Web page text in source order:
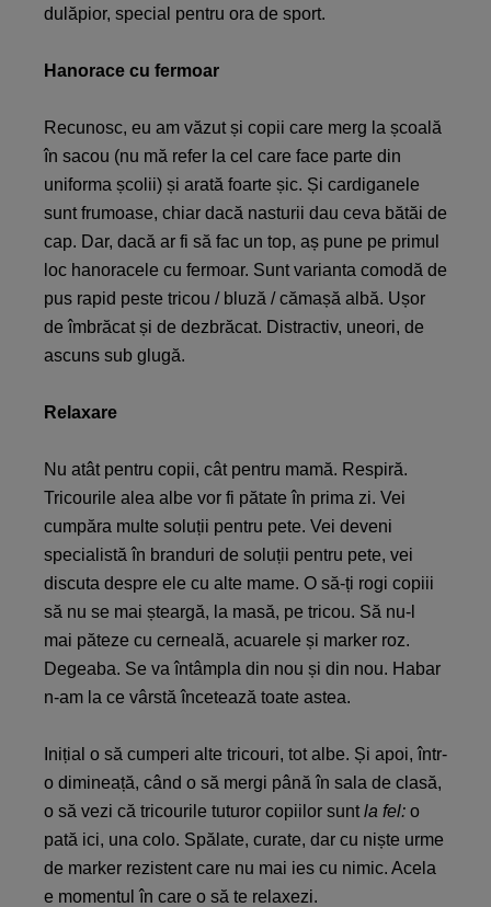
dulăpior, special pentru ora de sport.
Hanorace cu fermoar
Recunosc, eu am văzut și copii care merg la școală
în sacou (nu mă refer la cel care face parte din
uniforma școlii) și arată foarte șic. Și cardiganele
sunt frumoase, chiar dacă nasturii dau ceva bătăi de
cap. Dar, dacă ar fi să fac un top, aș pune pe primul
loc hanoracele cu fermoar. Sunt varianta comodă de
pus rapid peste tricou / bluză / cămașă albă. Ușor
de îmbrăcat și de dezbrăcat. Distractiv, uneori, de
ascuns sub glugă.
Relaxare
Nu atât pentru copii, cât pentru mamă. Respiră.
Tricourile alea albe vor fi pătate în prima zi. Vei
cumpăra multe soluții pentru pete. Vei deveni
specialistă în branduri de soluții pentru pete, vei
discuta despre ele cu alte mame. O să-ți rogi copiii
să nu se mai șteargă, la masă, pe tricou. Să nu-l
mai păteze cu cerneală, acuarele și marker roz.
Degeaba. Se va întâmpla din nou și din nou. Habar
n-am la ce vârstă încetează toate astea.
Inițial o să cumperi alte tricouri, tot albe. Și apoi, într-
o dimineață, când o să mergi până în sala de clasă,
o să vezi că tricourile tuturor copiilor suntla fel: o
pată ici, una colo. Spălate, curate, dar cu niște urme
de marker rezistent care nu mai ies cu nimic. Acela
e momentul în care o să te relaxezi.